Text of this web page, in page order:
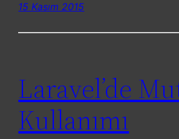
15 Kasım 2015
Laravel’de
Kullanımı